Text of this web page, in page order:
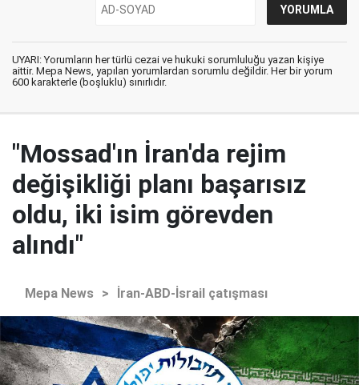
UYARI: Yorumların her türlü cezai ve hukuki sorumluluğu yazan kişiye
aittir. Mepa News, yapılan yorumlardan sorumlu değildir. Her bir yorum
600 karakterle (boşluklu) sınırlıdır.
"Mossad'ın İran'da rejim
değişikliği planı başarısız
oldu, iki isim görevden
alındı"
Mepa News > İran-ABD-İsrail çatışması